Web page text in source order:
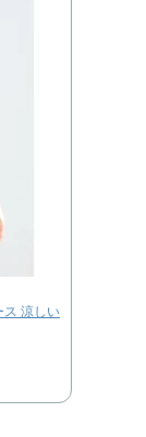
ス 涼しい